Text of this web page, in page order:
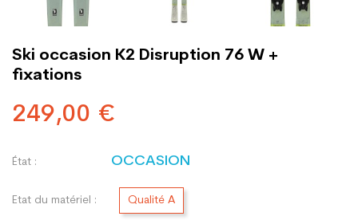
Ski occasion K2 Disruption 76 W +
fixations
249,00 €
État : OCCASION
Etat du matériel : Qualité A